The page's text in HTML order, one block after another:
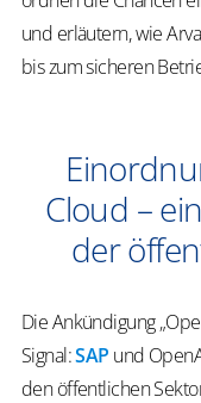
und erläutern, wie
bis zum sicheren
Cloud –
der
Die Ankündigung
Signal:SAP und
den öffentlichen